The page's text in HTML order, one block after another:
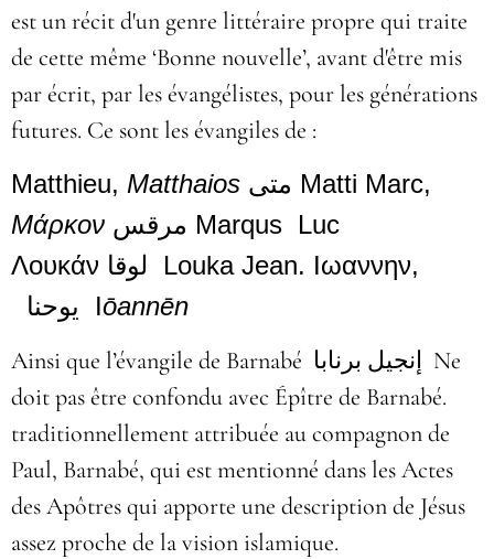
est un récit d'un genre littéraire propre qui traite
de cette même ‘Bonne nouvelle’, avant d'être mis
par écrit, par les évangélistes, pour les générations
futures. Ce sont les évangiles de :
Matthieu, Matthaios متى Matti Marc,
Μάρκον مرقس Marqus Luc
Λουκάν لوقا LoukaJean. Ιωαννην,
يوحنا
Iōannēn
Ainsi que l’évangile de Barnabé إنجيل برنابا Ne
doit pas être confondu avec Épître de Barnabé.
traditionnellement attribuée au compagnon de
Paul, Barnabé, qui est mentionné dans les Actes
des Apôtres qui apporte une description de Jésus
assez proche de la vision islamique.